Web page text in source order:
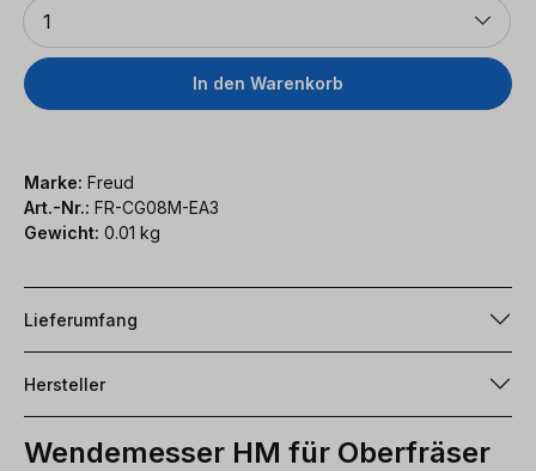
1
In den Warenkorb
Marke: Freud
Art.-Nr.: FR-CG08M-EA3
Gewicht: 0.01 kg
Lieferumfang
Hersteller
Wendemesser HM für Oberfräser